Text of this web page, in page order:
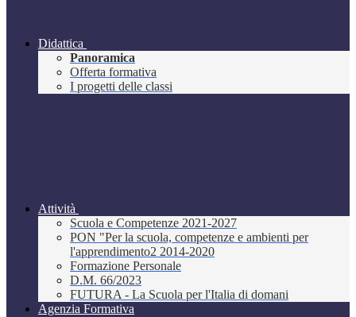
Didattica
Panoramica
Offerta formativa
I progetti delle classi
Attività
Scuola e Competenze 2021-2027
PON "Per la scuola, competenze e ambienti per
l'apprendimento2 2014-2020
Formazione Personale
D.M. 66/2023
FUTURA - La Scuola per l'Italia di domani
Agenzia Formativa